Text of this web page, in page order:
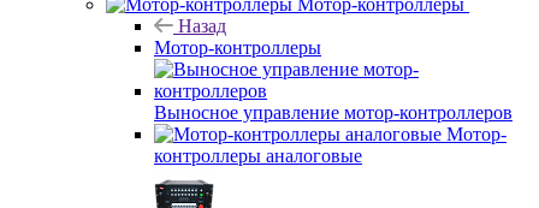
Мотор-контроллеры
Назад
Мотор-контроллеры
Выносное управление мотор-контроллеров
Мотор-
контроллеры аналоговые